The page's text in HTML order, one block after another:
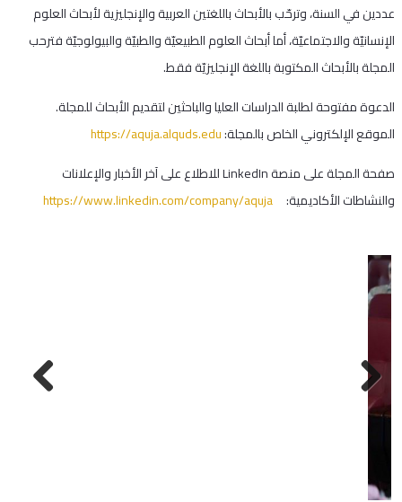
عددين في السنة، وترحّب بالأبحاث باللغتين العربية والإنجليزية لأبحاث العلوم
الإنسانيّة والاجتماعيّة، أما أبحاث العلوم الطبيعيّة والطبيّة والبيولوجيّة فترحب
المجلة بالأبحاث المكتوبة باللغة الإنجليزيّة فقط.
الدعوة مفتوحة لطلبة الدراسات العليا والباحثين لتقديم الأبحاث للمجلة.
الموقع الإلكتروني الخاص بالمجلة:https://aquja.alquds.edu
صفحة المجلة على منصة LinkedIn للاطلاع على آخر الأخبار والإعلانات
والنشاطات الأكاديمية:https://www.linkedin.com/company/aquja
Previous